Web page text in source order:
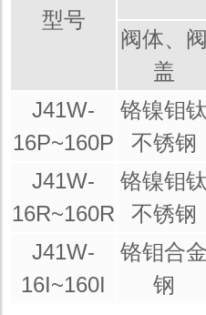
型号
阀体、阀
盖
J41W-
16P~160P
铬镍钼钛
不锈钢
J41W-
16R~160R
铬镍钼钛
不锈钢
J41W-
16I~160I
铬钼合金
钢